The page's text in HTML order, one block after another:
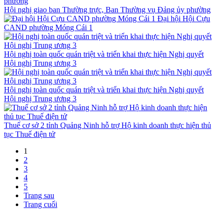
Hội nghị giao ban Thường trực, Ban Thường vụ Đảng ủy phường
Đại hội Hội Cựu
CAND phường Móng Cái 1
Hội nghị toàn quốc quán triệt và triển khai thực hiện Nghị quyết
Hội nghị Trung ương 3
Hội nghị toàn quốc quán triệt và triển khai thực hiện Nghị quyết
Hội nghị Trung ương 3
Thuế cơ sở 2 tỉnh Quảng Ninh hỗ trợ Hộ kinh doanh thực hiện thủ
tục Thuế điện tử
1
2
3
4
5
Trang sau
Trang cuối